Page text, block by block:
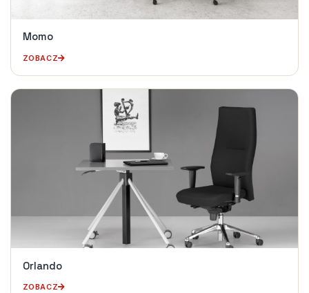
Momo
ZOBACZ
Orlando
ZOBACZ